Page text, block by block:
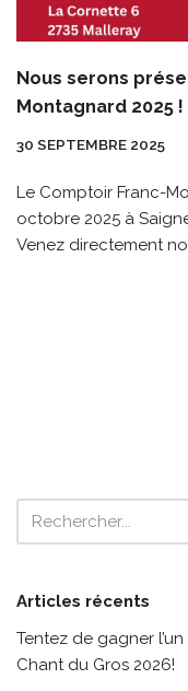
Nous serons
Montagnard 2025 !
30 SEPTEMBRE 2025
Le Comptoir Franc-
octobre 2025 à
Venez directement
Articles récents
Tentez de gagner
Chant du Gros 2026!